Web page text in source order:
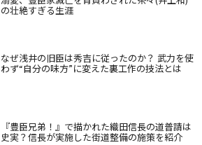
の壮絶すぎる生涯
なぜ浅井の旧臣は秀吉に従ったのか？ 武力を使
わず“自分の味方”に変えた裏工作の技法とは
『豊臣兄弟！』で描かれた織田信長の道普請は
史実？信長が実施した街道整備の施策を紹介